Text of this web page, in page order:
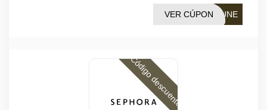
EUNE
VER CÚPON
Código descuento